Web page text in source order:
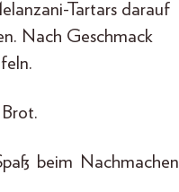
Tartars darauf
Nach Geschmack
beim Nachmachen